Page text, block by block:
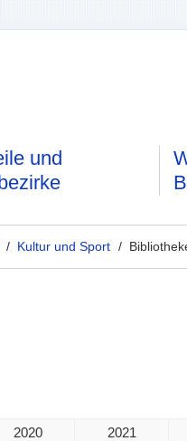
und
/ Kultur und Sport /
2020 2021